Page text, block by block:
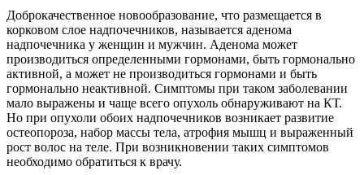
Доброкачественное новообразование, что размещается в
корковом слое надпочечников, называется аденома
надпочечника у женщин и мужчин. Аденома может
производиться определенными гормонами, быть гормонально
активной, а может не производиться гормонами и быть
гормонально неактивной. Симптомы при таком заболевании
мало выражены и чаще всего опухоль обнаруживают на КТ.
Но при опухоли обоих надпочечников возникает развитие
остеопороза, набор массы тела, атрофия мышц и выраженный
рост волос на теле. При возникновении таких симптомов
необходимо обратиться к врачу.